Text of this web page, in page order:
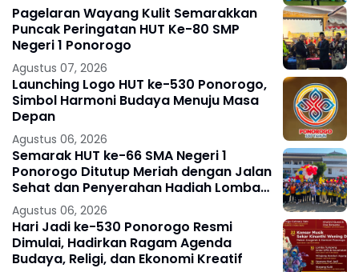
Pagelaran Wayang Kulit Semarakkan
Puncak Peringatan HUT Ke-80 SMP
Negeri 1 Ponorogo
Agustus 07, 2026
Launching Logo HUT ke-530 Ponorogo,
Simbol Harmoni Budaya Menuju Masa
Depan
Agustus 06, 2026
Semarak HUT ke-66 SMA Negeri 1
Ponorogo Ditutup Meriah dengan Jalan
Sehat dan Penyerahan Hadiah Lomba
Ponorogo – Puncak peringatan Hari
Ulang
Agustus 06, 2026
Hari Jadi ke-530 Ponorogo Resmi
Dimulai, Hadirkan Ragam Agenda
Budaya, Religi, dan Ekonomi Kreatif